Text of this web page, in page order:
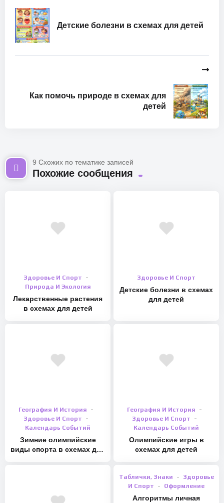
Детские болезни в схемах для детей
Как помочь природе в схемах для
детей
9 Схожих по тематике записей
Похожие сообщения
Здоровье И Спорт
Природа И Экология
Лекарственные растения
в схемах для детей
Здоровье И Спорт
Детские болезни в схемах
для детей
География И История
Здоровье И Спорт
Календарь Событий
Зимние олимпийские
виды спорта в схемах для
География И История
Здоровье И Спорт
Календарь Событий
Олимпийские игры в
схемах для детей
Таблички, Знаки
Здоровье
И Спорт
Оформление
Алгоритмы личная